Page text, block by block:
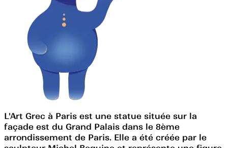
L'Art Grec à Paris est une statue située sur la
façade est du Grand Palais dans le 8ème
arrondissement de Paris. Elle a été créée par le